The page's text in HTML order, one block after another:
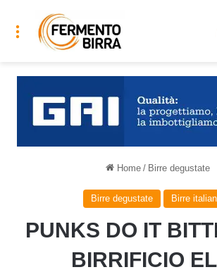
Menu
Home / Birre degustate
Birre degustate Birre
PUNKS DO IT
BIRRIFICIO